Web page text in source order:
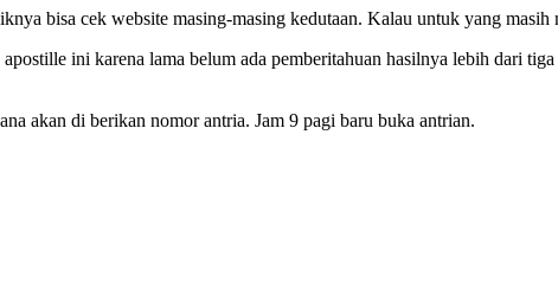
bisa cek website masing-masing kedutaan. Kalau untuk yang
ini karena lama belum ada pemberitahuan hasilnya lebih dari
akan di berikan nomor antria. Jam 9 pagi baru buka antrian.